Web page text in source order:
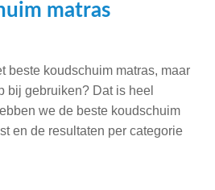
matras
beste koudschuim matras, maar
bij gebruiken? Dat is heel
we de beste koudschuim
en de resultaten per categorie